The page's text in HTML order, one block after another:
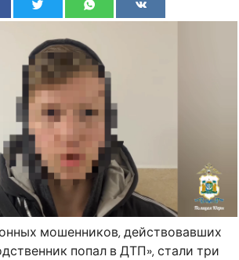
мошенников, действовавших
попал в ДТП», стали три